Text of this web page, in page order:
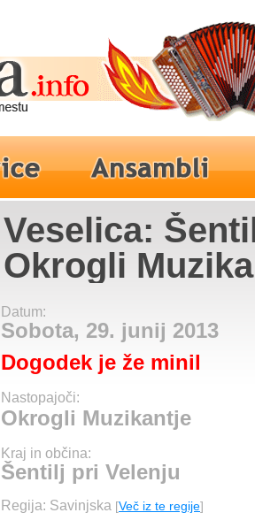
Veselica:
Okrogli
Datum:
Sobota, 29. junij 2013
Dogodek je že minil
Nastopajoči:
Okrogli Muzikantje
Kraj in občina:
Šentilj pri Velenju
Regija: Savinjska [Več iz te regije]